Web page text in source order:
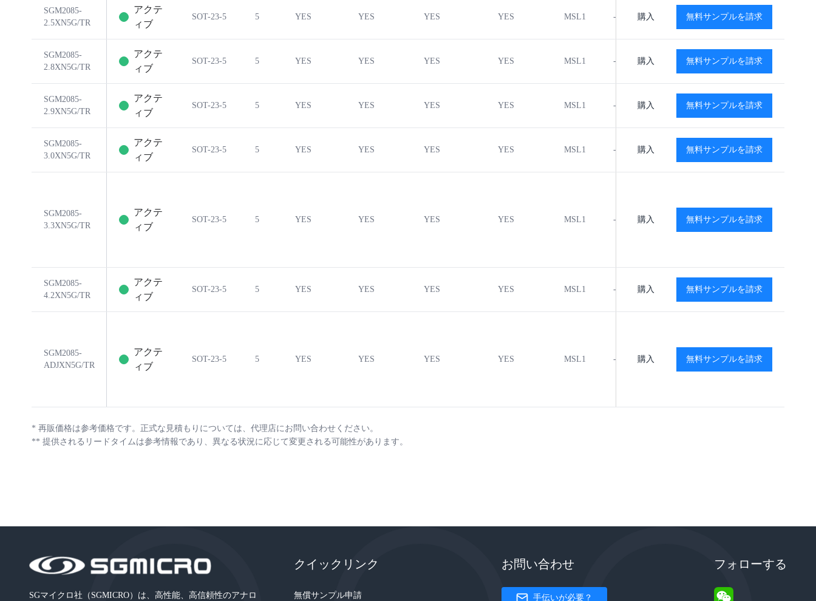
SGM2085-
2.5XN5G/TR
アクテ
ィブ
SOT-23-5 5 YES YES YES YES MSL1 -40℃ to +125℃ 閲覧
購入 無料サンプルを請求
SGM2085-
2.8XN5G/TR
アクテ
ィブ
SOT-23-5 5 YES YES YES YES MSL1 -40℃ to +125℃ 閲覧
購入 無料サンプルを請求
SGM2085-
2.9XN5G/TR
アクテ
ィブ
SOT-23-5 5 YES YES YES YES MSL1 -40℃ to +125℃ 閲覧
購入 無料サンプルを請求
SGM2085-
3.0XN5G/TR
アクテ
ィブ
SOT-23-5 5 YES YES YES YES MSL1 -40℃ to +125℃ 閲覧
購入 無料サンプルを請求
SGM2085-
3.3XN5G/TR
アクテ
ィブ
SOT-23-5 5 YES YES YES YES MSL1 -40℃ to +125℃ 閲覧
購入 無料サンプルを請求
SGM2085-
4.2XN5G/TR
アクテ
ィブ
SOT-23-5 5 YES YES YES YES MSL1 -40℃ to +125℃ 閲覧
購入 無料サンプルを請求
SGM2085-
ADJXN5G/TR
アクテ
ィブ
SOT-23-5 5 YES YES YES YES MSL1 -40℃ to +125℃ 閲覧
購入 無料サンプルを請求
* 再販価格は参考価格です。正式な見積もりについては、代理店にお問い合わせください。
** 提供されるリードタイムは参考情報であり、異なる状況に応じて変更される可能性があります。
SGマイクロ社（SGMICRO）は、高性能、高信頼性のアナロ
クイックリンク
無償サンプル申請
お問い合わせ
手伝いが必要？
フォローする